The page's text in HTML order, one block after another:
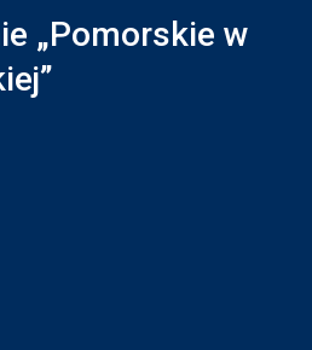
„Pomorskie w